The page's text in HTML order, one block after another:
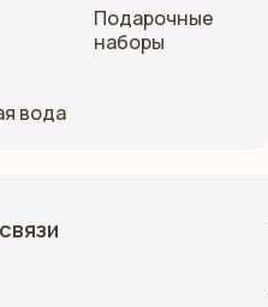
вода
Подарочные
наборы